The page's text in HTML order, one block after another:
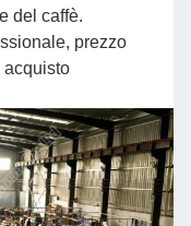
del caffè.
prezzo
acquisto